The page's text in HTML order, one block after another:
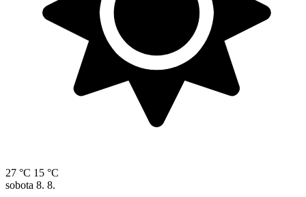
27 °C 15 °C
sobota 8. 8.